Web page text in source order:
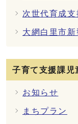
次世代育成
大網白里市
子育て支援課児
お知らせ
まちプラン